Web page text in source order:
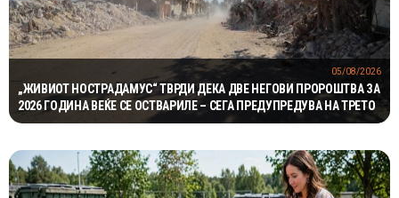
„ЖИВИОТ НОСТРАДАМУС“ ТВРДИ ДЕКА ДВЕ НЕГОВИ ПРОРОШТВА ЗА
2026 ГОДИНА ВЕЌЕ СЕ ОСТВАРИЛЕ – СЕГА ПРЕДУПРЕДУВА НА ТРЕТО
05/08/2026